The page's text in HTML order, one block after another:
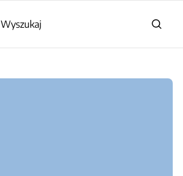
Wyszukaj